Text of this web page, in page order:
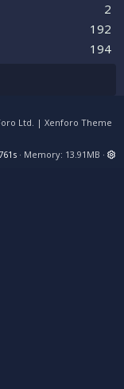
2
192
194
Ltd. | Xenforo Theme
Memory 13.91MB